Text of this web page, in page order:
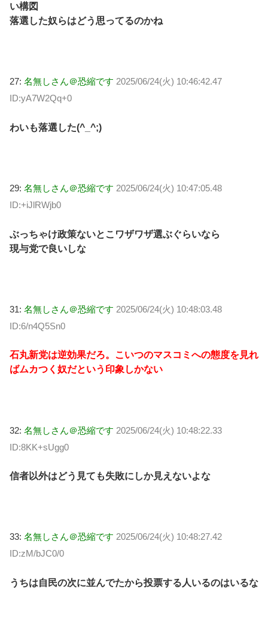
い構図
落選した奴らはどう思ってるのかね
27: 名無しさん＠恐縮です 2025/06/24(火) 10:46:42.47
ID:yA7W2Qq+0
わいも落選した(^_^;)
29: 名無しさん＠恐縮です 2025/06/24(火) 10:47:05.48
ID:+iJlRWjb0
ぶっちゃけ政策ないとこワザワザ選ぶぐらいなら
現与党で良いしな
31: 名無しさん＠恐縮です 2025/06/24(火) 10:48:03.48
ID:6/n4Q5Sn0
石丸新党は逆効果だろ。こいつのマスコミへの態度を見れ
ばムカつく奴だという印象しかない
32: 名無しさん＠恐縮です 2025/06/24(火) 10:48:22.33
ID:8KK+sUgg0
信者以外はどう見ても失敗にしか見えないよな
33: 名無しさん＠恐縮です 2025/06/24(火) 10:48:27.42
ID:zM/bJC0/0
うちは自民の次に並んでたから投票する人いるのはいるな